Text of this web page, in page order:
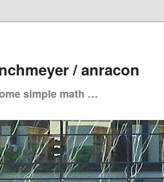
/ anracon
simple math …